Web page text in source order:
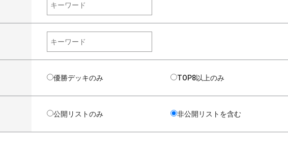
優勝デッキのみ TOP8以上のみ
公開リストのみ 非公開リストを含む